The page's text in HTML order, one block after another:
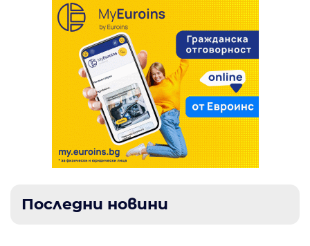
Последни новини